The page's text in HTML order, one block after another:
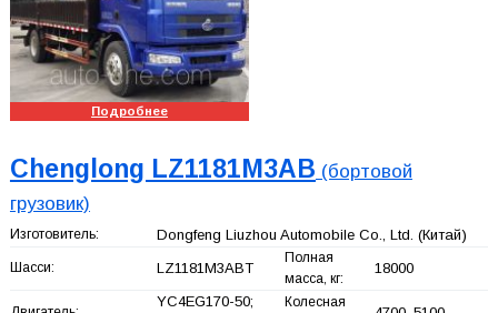
Подробнее
Chenglong LZ1181M3AB (бортовой
грузовик)
Изготовитель: Dongfeng Liuzhou Automobile Co., Ltd. (Китай)
Шасси: LZ1181M3ABT
Полная
масса, кг:
18000
YC4EG170-50;
Колесная